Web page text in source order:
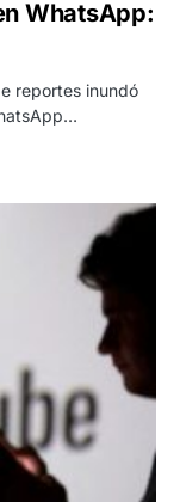
WhatsApp:
reportes inundó